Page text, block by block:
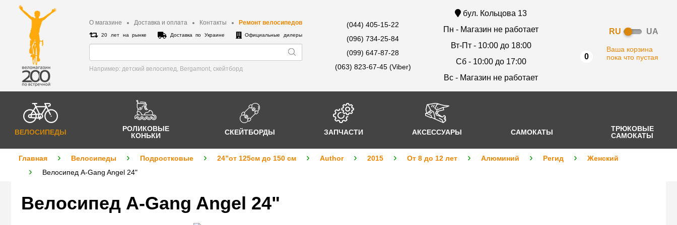
О магазине Доставка и оплата Контакты Ремонт велосипедов
20 лет на рынке Доставка по Украине Официальные дилеры
Например: детский велосипед, Bergamont, cкейтборд
(044) 405-15-22
(096) 734-25-84
(099) 647-87-28
(063) 823-67-45 (Viber)
бул. Кольцова 13
Пн - Магазин не работает
Вт-Пт - 10:00 до 18:00
Сб - 10:00 до 17:00
Вс - Магазин не работает
RU UA
0
Ваша корзина
пока что пустая
ВЕЛОСИПЕДЫ
РОЛИКОВЫЕ
КОНЬКИ
СКЕЙТБОРДЫ ЗАПЧАСТИ АКСЕССУАРЫ САМОКАТЫ
ТРЮКОВЫЕ
САМОКАТЫ
Главная Велосипеды Подростковые 24”от 125см до 150 см Author 2015 От 8 до 12 лет Алюминий Регид
Женский
Велосипед A-Gang Angel 24"
Велосипед A-Gang Angel 24"